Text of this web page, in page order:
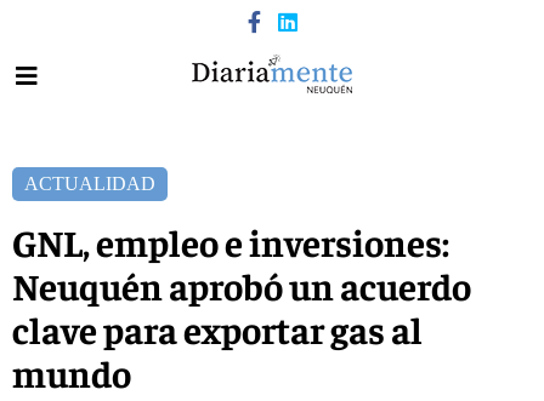
ACTUALIDAD
GNL, empleo e inversiones:
Neuquén aprobó un acuerdo
clave para exportar gas al
mundo